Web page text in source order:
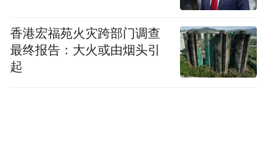
香港宏福苑火灾跨部门调查
最终报告：大火或由烟头引
起